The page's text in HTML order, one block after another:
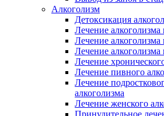
Алкоголизм
Детоксикация
Лечение алкоголизма
Лечение алкоголизма
Лечение алкоголизма
Лечение
Лечение пивного
Лечение
алкоголизма
Лечение женского
Принудительное